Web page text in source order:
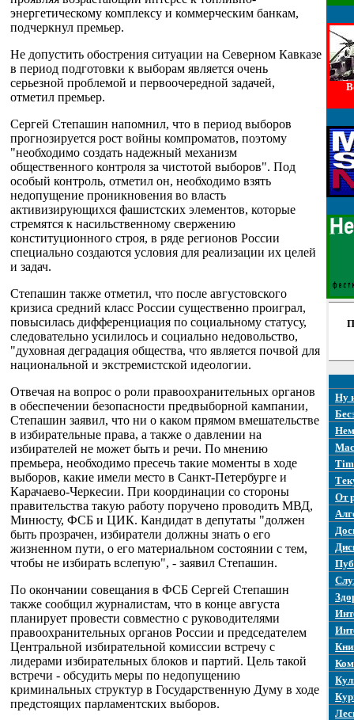
энергетическому комплексу и коммерческим банкам,
подчеркнул премьер.
Не допустить обострения ситуации на Северном Кавказе
в период подготовки к выборам является очень
серьезной проблемой и первоочередной задачей,
отметил премьер.
Сергей Степашин напомнил, что в период выборов
прогнозируется рост войны компроматов, поэтому
"необходимо создать надежный механизм
общественного контроля за чистотой выборов". Под
особый контроль, отметил он, необходимо взять
недопущение проникновения во власть
активизирующихся фашистских элементов, которые
стремятся к насильственному свержению
конституционного строя, в ряде регионов России
специально создаются условия для реализации их целей
и задач.
Степашин также отметил, что после августовского
кризиса средний класс России существенно проиграл,
повысилась дифференциация по социальному статусу,
следовательно усилилось и социально недовольство,
"духовная деградация общества, что является почвой для
национальной и экстремистской идеологии.
Отвечая на вопрос о роли правоохранительных органов
в обеспечении безопасности предвыборной кампании,
Степашин заявил, что ни о каком прямом вмешательстве
в избирательные права, а также о давлении на
избирателей не может быть и речи. По мнению
премьера, необходимо пресечь такие моменты в ходе
выборов, какие имели место в Санкт-Петербурге и
Карачаево-Черкесии. При координации со стороны
правительства такую работу поручено проводить МВД,
Минюсту, ФСБ и ЦИК. Кандидат в депутаты "должен
быть прозрачен, избиратели должны знать о его
жизненном пути, о его материальном состоянии с тем,
чтобы не избирать вслепую", - заявил Степашин.
По окончании совещания в ФСБ Сергей Степашин
также сообщил журналистам, что в конце августа
планирует провести совместно с руководителями
правоохранительных органов России и председателем
Центральной избирательной комиссии встречу с
лидерами избирательных блоков и партий. Цель такой
встречи - обсудить меры по недопущению
криминальных структур в Государственную Думу в ходе
предстоящих парламентских выборов.
Ну
От